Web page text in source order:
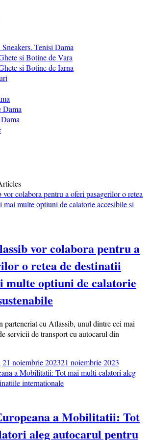
Tenisi Dama
si Botine de Vara
si Botine de Iarna
Dama
vor colabora pentru a
o retea de destinatii
multe optiuni de calatorie
parteneriat cu Atlassib, unul dintre cei mai
servicii de transport cu autocarul din
21 noiembrie 202321 noiembrie 2023
a Mobilitatii: Tot
aleg autocarul pentru